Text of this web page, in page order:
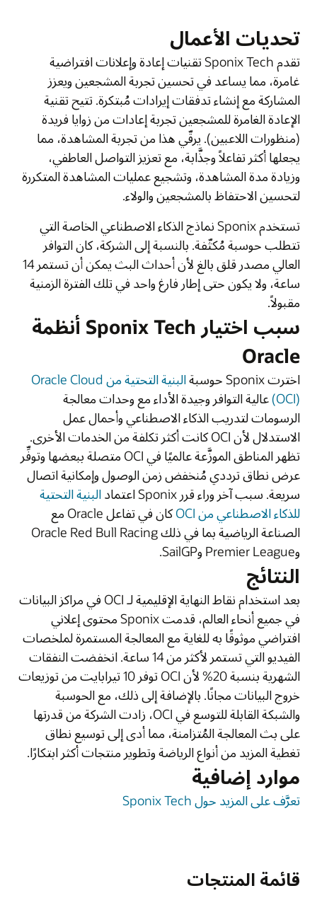
تحديات الأعمال
تقدم Sponix Tech تقنيات إعادة وإعلانات افتراضية
غامرة، مما يساعد في تحسين تجربة المشجعين ويعزز
المشاركة مع إنشاء تدفقات إيرادات مُبتكرة. تتيح تقنية
الإعادة الغامرة للمشجعين تجربة إعادات من زوايا فريدة
(منظورات اللاعبين). يرقّي هذا من تجربة المشاهدة، مما
يجعلها أكثر تفاعلاً وجذَّابة، مع تعزيز التواصل العاطفي،
وزيادة مدة المشاهدة، وتشجيع عمليات المشاهدة المتكررة
لتحسين الاحتفاظ بالمشجعين والولاء.
تستخدم Sponix نماذج الذكاء الاصطناعي الخاصة التي
تتطلب حوسبة مُكثّفة. بالنسبة إلى الشركة، كان التوافر
العالي مصدر قلق بالغ لأن أحداث البث يمكن أن تستمر 14
ساعة، ولا يكون حتى إطار فارغ واحد في تلك الفترة الزمنية
مقبولاً.
سبب اختيار Sponix Tech أنظمة
Oracle
اخترت Sponix حوسبة
البنية التحتية من Oracle Cloud
(OCI) عالية التوافر وجيدة الأداء مع وحدات معالجة
الرسومات لتدريب الذكاء الاصطناعي وأحمال عمل
الاستدلال لأن OCI كانت أكثر تكلفة من الخدمات الأخرى.
تظهر المناطق الموزَّعة عالميًا في OCI متصلة ببعضها وتوفِّر
عرض نطاق ترددي مُنخفض زمن الوصول وإمكانية اتصال
سريعة. سبب آخر وراء قرر Sponix اعتماد
البنية التحتية
للذكاء الاصطناعي من OCI
كان في تفاعل Oracle مع
الصناعة الرياضية
بما في ذلك Oracle Red Bull Racing
وPremier League وSailGP
.
النتائج
بعد استخدام نقاط النهاية الإقليمية لـ OCI في مراكز البيانات
في جميع أنحاء العالم، قدمت Sponix محتوى إعلاني
افتراضي موثوقًا به للغاية مع المعالجة المستمرة لملخصات
الفيديو التي تستمر لأكثر من 14 ساعة. انخفضت النفقات
الشهرية بنسبة 20% لأن OCI توفر 10 تيرابايت من توزيعات
خروج البيانات مجانًا. بالإضافة إلى ذلك، مع الحوسبة
والشبكة القابلة للتوسع في OCI، زادت الشركة من قدرتها
على بث المعالجة المُتزامنة، مما أدى إلى توسيع نطاق
تغطية المزيد من أنواع الرياضة وتطوير منتجات أكثر ابتكارًا.
موارد إضافية
تعرَّف على المزيد حول Sponix Tech
قائمة المنتجات